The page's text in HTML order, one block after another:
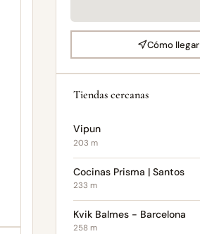
Cómo llegar
Tiendas cercanas
Vipun
203 m
Cocinas Prisma | Santos
233 m
Kvik Balmes - Barcelona
258 m